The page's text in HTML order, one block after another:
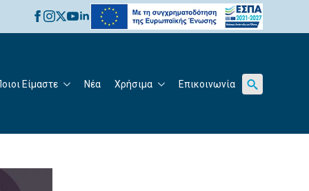
Είμαστε Νέα Χρήσιμα Επικοινωνία
for: